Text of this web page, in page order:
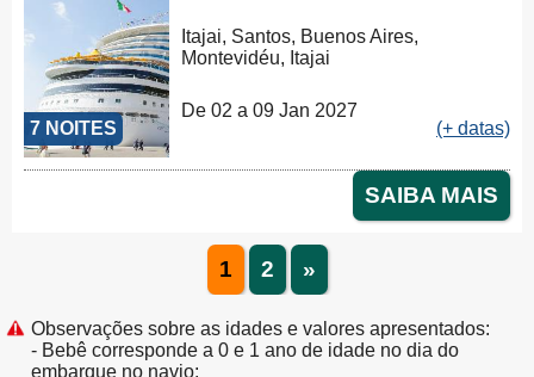
7 NOITES
Itajai, Santos, Buenos Aires,
Montevidéu, Itajai
De 02 a 09 Jan 2027
(+ datas)
SAIBA MAIS
1 2 »
Observações sobre as idades e valores apresentados:
- Bebê corresponde a 0 e 1 ano de idade no dia do
embarque no navio;